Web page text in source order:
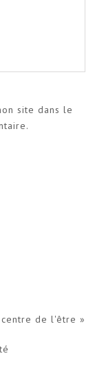
site dans le
centre de l'être »